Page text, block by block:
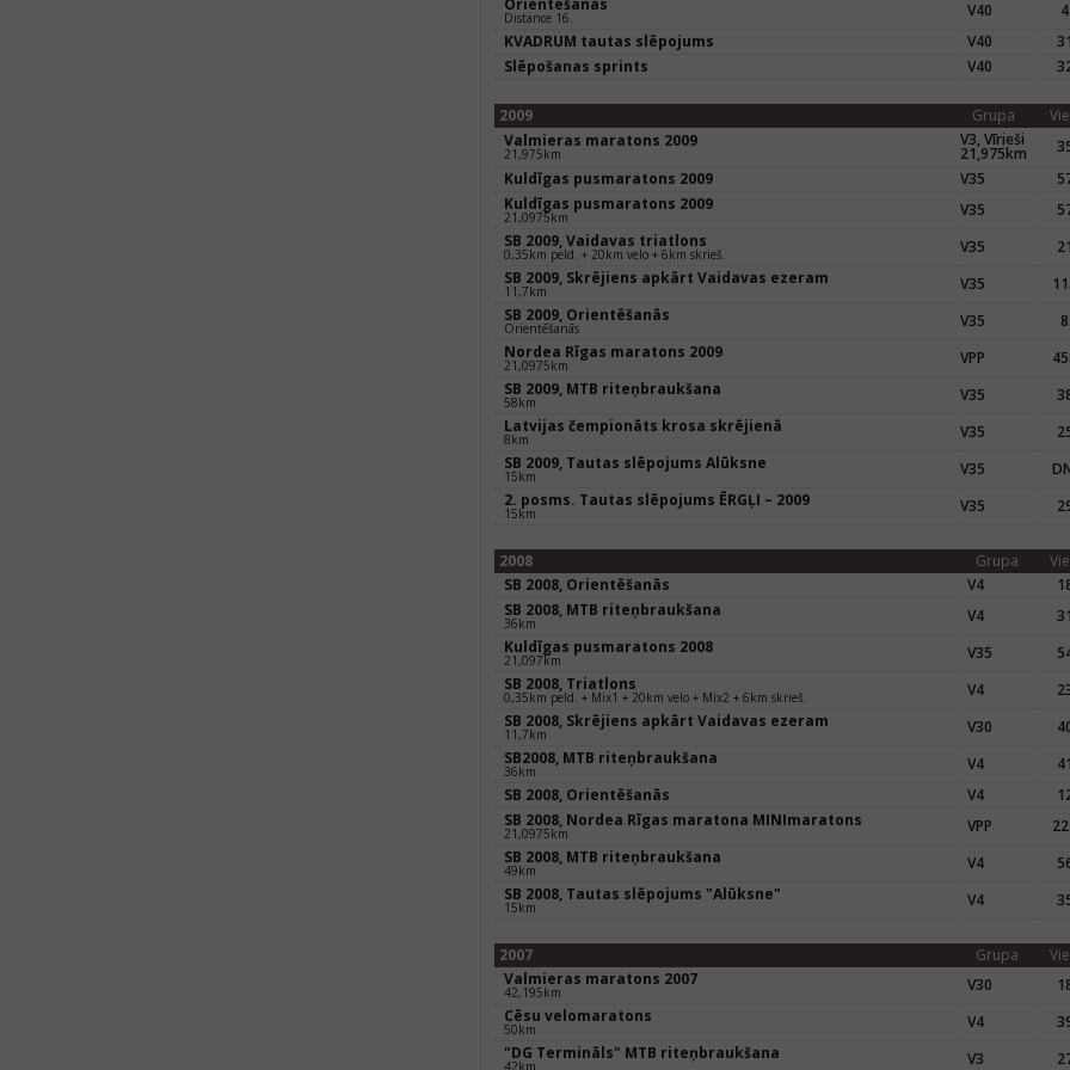
Orientēšanās
Distance 16. V40
4.
KVADRUM tautas slēpojums
V40
Slēpošanas sprints
V40
2009 Grupa
Valmieras maratons 2009
21,975km
V3, Vīrieši
21,975km
Kuldīgas pusmaratons 2009
V35
Kuldīgas pusmaratons 2009
21,0975km V35
SB 2009, Vaidavas triatlons
0,35km peld. + 20km velo + 6km skrieš. V35
SB 2009, Skrējiens apkārt Vaidavas ezeram
11,7km V35
SB 2009, Orientēšanās
Orientēšanās V35
8.
Nordea Rīgas maratons 2009
21,0975km VPP
SB 2009, MTB riteņbraukšana
58km V35
Latvijas čempionāts krosa skrējienā
8km V35
SB 2009, Tautas slēpojums Alūksne
15km V35
2. posms. Tautas slēpojums ĒRGĻI – 2009
15km V35
2008 Grupa
SB 2008, Orientēšanās
V4
SB 2008, MTB riteņbraukšana
36km V4
Kuldīgas pusmaratons 2008
21,097km V35
SB 2008, Triatlons
0,35km peld. + Mix1 + 20km velo + Mix2 + 6km skrieš. V4
SB 2008, Skrējiens apkārt Vaidavas ezeram
11,7km V30
SB2008, MTB riteņbraukšana
36km V4
SB 2008, Orientēšanās
V4
SB 2008, Nordea Rīgas maratona MINImaratons
21,0975km VPP
SB 2008, MTB riteņbraukšana
49km V4
SB 2008, Tautas slēpojums "Alūksne"
15km V4
2007 Grupa
Valmieras maratons 2007
42,195km V30
Cēsu velomaratons
50km V4
"DG Termināls" MTB riteņbraukšana
42km V3